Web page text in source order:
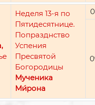
Неделя 13-я по
Пятидесятнице.
Попразднство
Успения
Пресвятой
Богородицы
Мученика
Ми́рона